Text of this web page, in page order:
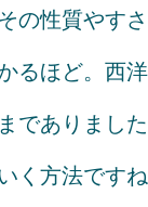
の性質やす
るほど。西
でありまし
く方法ですね